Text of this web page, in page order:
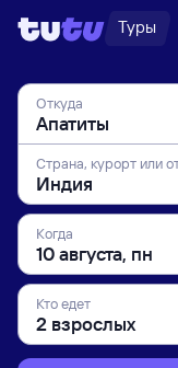
Туры
Откуда
Страна, курорт или
Когда
Кто едет